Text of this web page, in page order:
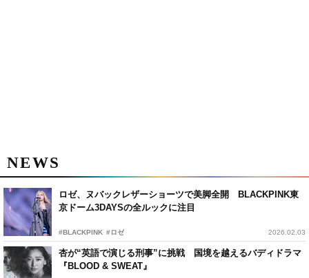
NEWS
ロゼ、ヌバックレザーショーツで美脚全開 BLACKPINK東
京ドーム3DAYSの全ルックに注目
#BLACKPINK #ロゼ 2026.02.03
杏が“英語で演じる刑事”に挑戦 国境を越えるバディドラマ
『BLOOD & SWEAT』